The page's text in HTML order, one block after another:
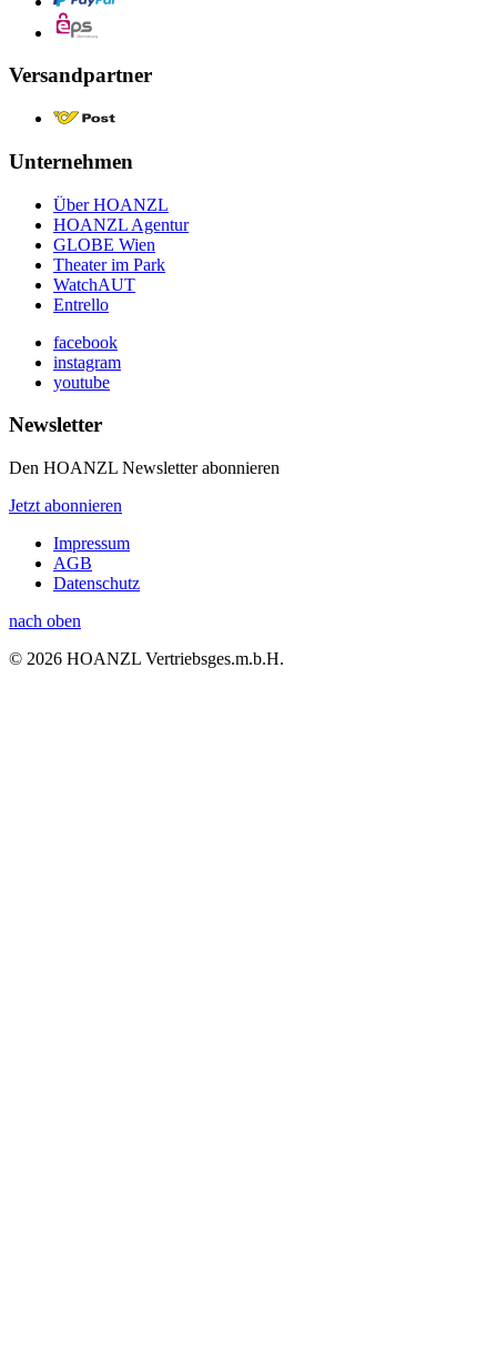
Versandpartner
Unternehmen
Über HOANZL
HOANZL Agentur
GLOBE Wien
Theater im Park
WatchAUT
Entrello
facebook
instagram
youtube
Newsletter
Den HOANZL Newsletter abonnieren
Jetzt abonnieren
Impressum
AGB
Datenschutz
nach oben
© 2026 HOANZL Vertriebsges.m.b.H.